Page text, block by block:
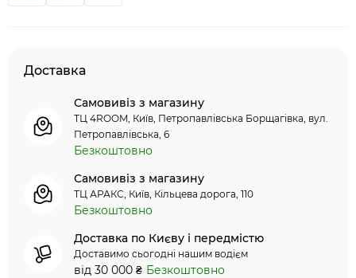
Доставка
Самовивіз з магазину
ТЦ 4ROOM, Київ, Петропавлівська Борщагівка, вул.
Петропавлівська, 6
Безкоштовно
Самовивіз з магазину
ТЦ АРАКС, Київ, Кільцева дорога, 110
Безкоштовно
Доставка по Києву і передмістю
Доставимо сьогодні нашим водієм
від 30 000 ₴ Безкоштовно